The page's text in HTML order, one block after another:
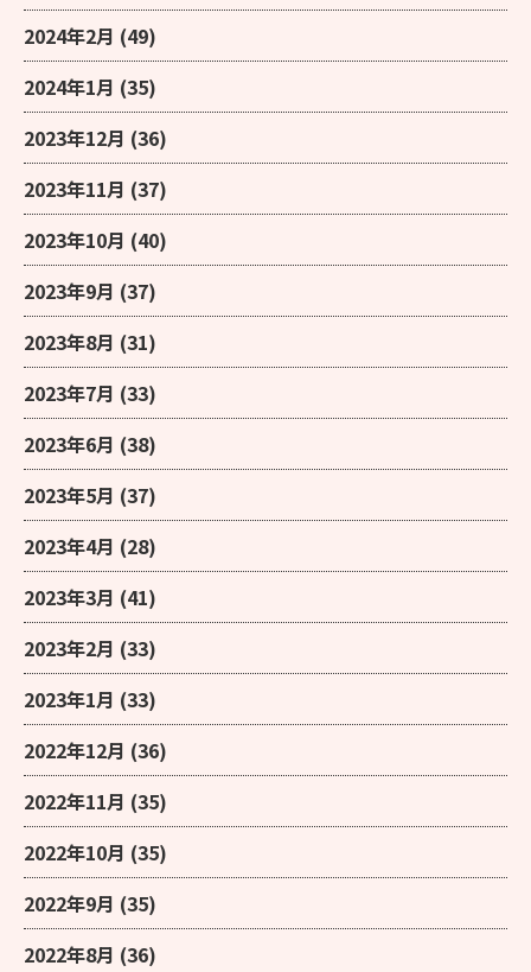
2024年2月 (49)
2024年1月 (35)
2023年12月 (36)
2023年11月 (37)
2023年10月 (40)
2023年9月 (37)
2023年8月 (31)
2023年7月 (33)
2023年6月 (38)
2023年5月 (37)
2023年4月 (28)
2023年3月 (41)
2023年2月 (33)
2023年1月 (33)
2022年12月 (36)
2022年11月 (35)
2022年10月 (35)
2022年9月 (35)
2022年8月 (36)